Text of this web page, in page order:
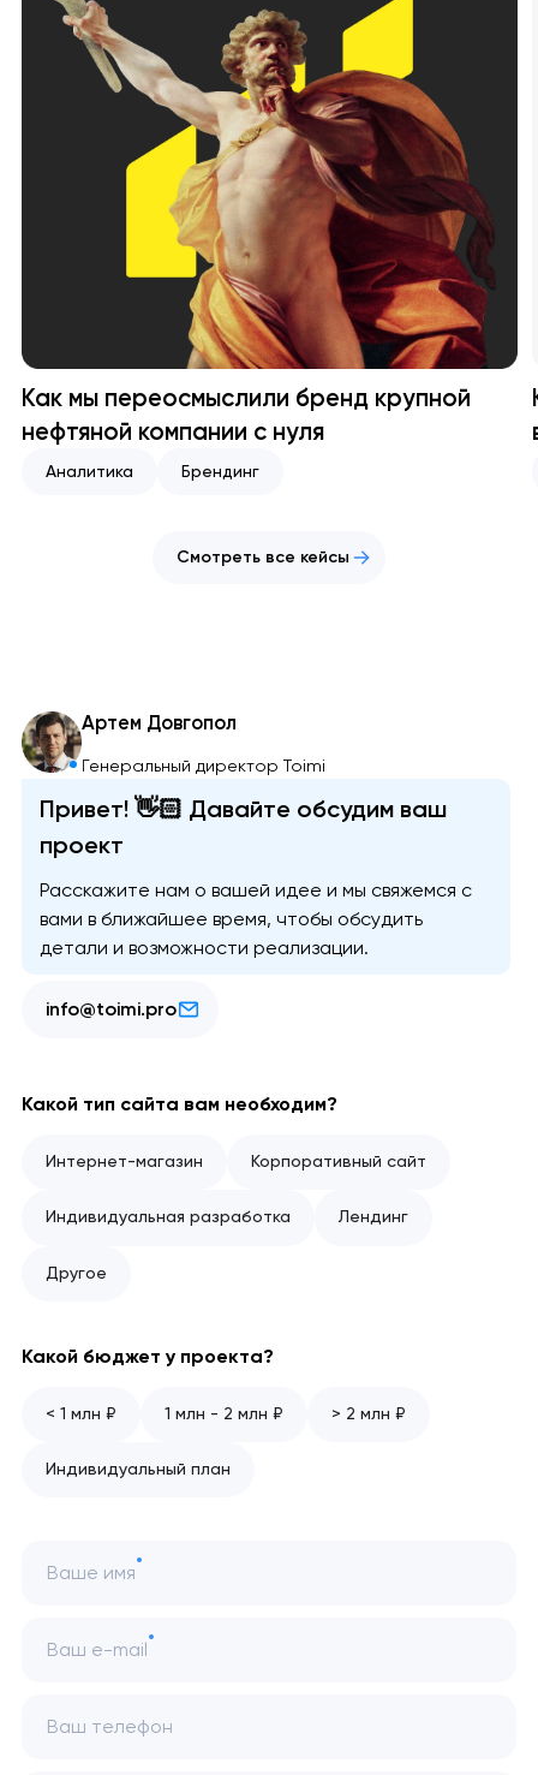
Как мы переосмыслили бренд крупной
нефтяной компании с нуля
Аналитика Брендинг
Смотреть все кейсы
Артем Довгопол
Генеральный директор Toimi
Привет! 👋🏻 Давайте обсудим ваш
проект
Расскажите нам о вашей идее и мы свяжемся с
вами в ближайшее время, чтобы обсудить
детали и возможности реализации.
info@toimi.pro
Какой тип сайта вам необходим?
Интернет-магазин Корпоративный сайт
Индивидуальная разработка Лендинг
Другое
Какой бюджет у проекта?
< 1 млн ₽ 1 млн - 2 млн ₽ > 2 млн ₽
Индивидуальный план
Ваше имя
Ваш e-mail
Ваш телефон